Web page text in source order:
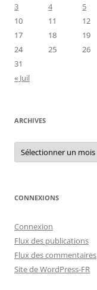
3
4 5
10
11 12
17
18 19
24
25 26
31
« Juil
ARCHIVES
Archives
CONNEXIONS
Connexion
Flux des publications
Flux des commentaires
Site de WordPress-FR